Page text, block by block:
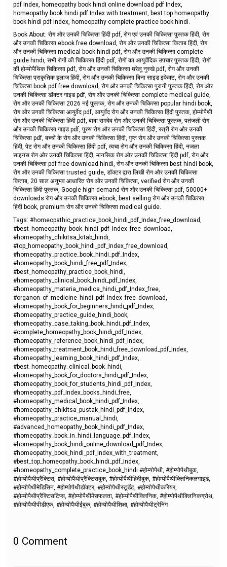
pdf Index, homeopathy book hindi online download pdf Index,
homeopathy book hindi pdf Index with treatment, best top homeopathy
book hindi pdf Index, homeopathy complete practice book hindi.
Book About: रोग और उनकी चिकित्सा हिंदी pdf, रोग एवं उनकी चिकित्सा पुस्तक हिंदी, रोग
और उनकी चिकित्सा ebook free download, रोग और उनकी चिकित्सा किताब हिंदी, रोग
और उनकी चिकित्सा medical book hindi pdf, रोग और उनकी चिकित्सा complete
guide hindi, सभी रोगों की चिकित्सा हिंदी pdf, रोगों का आयुर्वेदिक उपचार पुस्तक हिंदी, रोगों
की होम्योपैथिक चिकित्सा pdf, रोग और उनकी चिकित्सा घरेलू नुस्खे pdf, रोग और उनकी
चिकित्सा प्राकृतिक इलाज हिंदी, रोग और उनकी चिकित्सा बिना साइड इफेक्ट, रोग और उनकी
चिकित्सा book pdf free download, रोग और उनकी चिकित्सा पुरानी पुस्तक हिंदी, रोग और
उनकी चिकित्सा डॉक्टर गाइड pdf, रोग और उनकी चिकित्सा complete medical guide,
रोग और उनकी चिकित्सा 2026 नई पुस्तक, रोग और उनकी चिकित्सा popular hindi book,
रोग और उनकी चिकित्सा आयुर्वेद pdf, आयुर्वेद रोग और उनकी चिकित्सा हिंदी पुस्तक, होम्योपैथी
रोग और उनकी चिकित्सा हिंदी pdf, बाबा रामदेव रोग और उनकी चिकित्सा पुस्तक, पतंजली रोग
और उनकी चिकित्सा गाइड pdf, पुरुष रोग और उनकी चिकित्सा हिंदी, स्त्री रोग और उनकी
चिकित्सा pdf, बच्चों के रोग और उनकी चिकित्सा हिंदी, गुप्त रोग और उनकी चिकित्सा पुस्तक
हिंदी, पेट रोग और उनकी चिकित्सा हिंदी pdf, त्वचा रोग और उनकी चिकित्सा हिंदी, नजला
साइनस रोग और उनकी चिकित्सा हिंदी, मानसिक रोग और उनकी चिकित्सा हिंदी pdf, रोग और
उनकी चिकित्सा pdf free download hindi, रोग और उनकी चिकित्सा best hindi book,
रोग और उनकी चिकित्सा trusted guide, डॉक्टर द्वारा लिखी रोग और उनकी चिकित्सा
किताब, 20 साल अनुभव आधारित रोग और उनकी चिकित्सा, verified रोग और उनकी
चिकित्सा हिंदी पुस्तक, Google high demand रोग और उनकी चिकित्सा pdf, 50000+
downloads रोग और उनकी चिकित्सा ebook, best selling रोग और उनकी चिकित्सा
हिंदी book, premium रोग और उनकी चिकित्सा medical guide.
Tags: #homeopathic_practice_book_hindi_pdf_Index_free_download,
#best_homeopathy_book_hindi_pdf_Index_free_download,
#homeopathy_chikitsa_kitab_hindi,
#top_homeopathy_book_hindi_pdf_Index_free_download,
#homeopathy_practice_book_hindi_pdf_Index,
#homeopathy_book_hindi_free_pdf_Index,
#best_homeopathy_practice_book_hindi,
#homeopathy_clinical_book_hindi_pdf_Index,
#homeopathy_materia_medica_hindi_pdf_Index_free,
#organon_of_medicine_hindi_pdf_Index_free_download,
#homeopathy_book_for_beginners_hindi_pdf_Index,
#homeopathy_practice_guide_hindi_book,
#homeopathy_case_taking_book_hindi_pdf_Index,
#complete_homeopathy_book_hindi_pdf_Index,
#homeopathy_reference_book_hindi_pdf_Index,
#homeopathy_treatment_book_hindi_free_download_pdf_Index,
#homeopathy_learning_book_hindi_pdf_Index,
#best_homeopathy_clinical_book_hindi,
#homeopathy_book_for_doctors_hindi_pdf_Index,
#homeopathy_book_for_students_hindi_pdf_Index,
#homeopathy_pdf_Index_books_hindi_free,
#homeopathy_medical_book_hindi_pdf_Index,
#homeopathy_chikitsa_pustak_hindi_pdf_Index,
#homeopathy_practice_manual_hindi,
#advanced_homeopathy_book_hindi_pdf_Index,
#homeopathy_book_in_hindi_language_pdf_Index,
#homeopathy_book_hindi_online_download_pdf_Index,
#homeopathy_book_hindi_pdf_Index_with_treatment,
#best_top_homeopathy_book_hindi_pdf_Index,
#homeopathy_complete_practice_book_hindi #होम्योपैथी, #होम्योपैथीबुक,
#होम्योपैथीप्रैक्टिस, #होम्योपैथीप्रैक्टिसबुक, #होम्योपैथीहिंदीबुक, #होम्योपैथीक्लिनिकलगाइड,
#होम्योपैथीमेडिसिन, #होम्योपैथीडॉक्टर, #होम्योपैथीस्टूडेंट, #होम्योपैथीकरियर,
#होम्योपैथीप्रैक्टिसटिप्स, #होम्योपैथीमेंसफलता, #होम्योपैथीक्लिनिक, #होम्योपैथीक्लिनिकग्रोथ,
#होम्योपैथीपीडीएफ, #होम्योपैथीईबुक, #होम्योपैथीशिक्षा, #होम्योपैथीट्रेनिंग
0 Comment